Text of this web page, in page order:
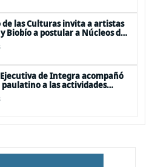
las Culturas invita a artistas
Biobío a postular a Núcleos de
de Integra acompañó
a las actividades
post temporal